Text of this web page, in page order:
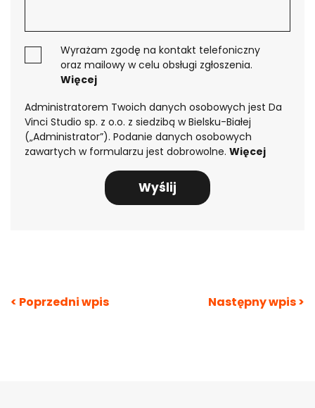
Wyrażam zgodę na kontakt telefoniczny
oraz mailowy w celu obsługi zgłoszenia.
Więcej
Administratorem Twoich danych osobowych jest Da
Vinci Studio sp. z o.o. z siedzibą w Bielsku-Białej
(„Administrator”). Podanie danych osobowych
zawartych w formularzu jest dobrowolne. Więcej
Jesteś zainteresowany
ofertą?
Pobierz przewodnik
po automatyzacji
Nawigacja
< Poprzedni wpis Następny wpis >